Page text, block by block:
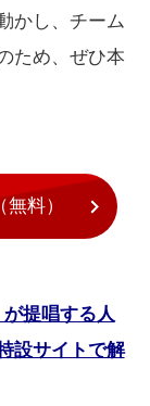
かし、チーム
ため、ぜひ本
料）
提唱する人
設サイトで解